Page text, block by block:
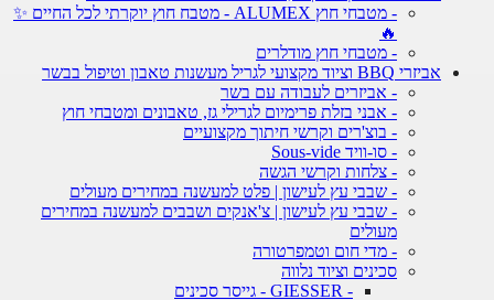
- מטבחי חוץ ALUMEX - מטבח חוץ יוקרתי לכל החיים ✨
- מטבחי חוץ מודלרים
אביזרי BBQ וציוד מקצועי לגריל מעשנות טאבון וטיפול בבשר
- אביזרים לעבודה עם בשר
- אבני בזלת פרימיום לגרילי גז, טאבונים ומטבחי חוץ
- בוצ'רים וקרשי חיתוך מקצועיים
- סו-וויד Sous-vide
- צלחות וקרשי הגשה
- שבבי עץ לעישון | פלט למעשנה במחירים מעולים
- שבבי עץ לעישון | צ'אנקים ושבבים למעשנה במחירים
מעולים
- מדי חום וטמפרטורה
סכינים וציוד נלווה